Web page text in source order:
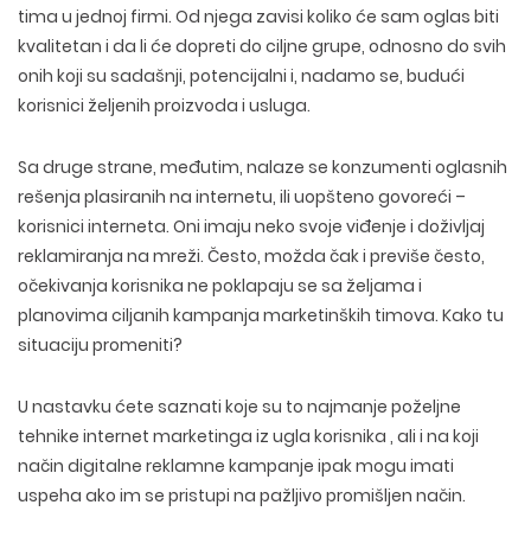
tima u jednoj firmi. Od njega zavisi koliko će sam oglas biti
kvalitetan i da li će dopreti do ciljne grupe, odnosno do svih
onih koji su sadašnji, potencijalni i, nadamo se, budući
korisnici željenih proizvoda i usluga.
Sa druge strane, međutim, nalaze se konzumenti oglasnih
rešenja plasiranih na internetu, ili uopšteno govoreći –
korisnici interneta. Oni imaju neko svoje viđenje i doživljaj
reklamiranja na mreži. Često, možda čak i previše često,
očekivanja korisnika ne poklapaju se sa željama i
planovima ciljanih kampanja marketinških timova. Kako tu
situaciju promeniti?
U nastavku ćete saznati koje su to najmanje poželjne
tehnike internet marketinga iz ugla korisnika , ali i na koji
način digitalne reklamne kampanje ipak mogu imati
uspeha ako im se pristupi na pažljivo promišljen način.